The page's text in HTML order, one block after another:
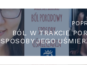
BÓL W TRAKCIE
SPOSOBY JEGO